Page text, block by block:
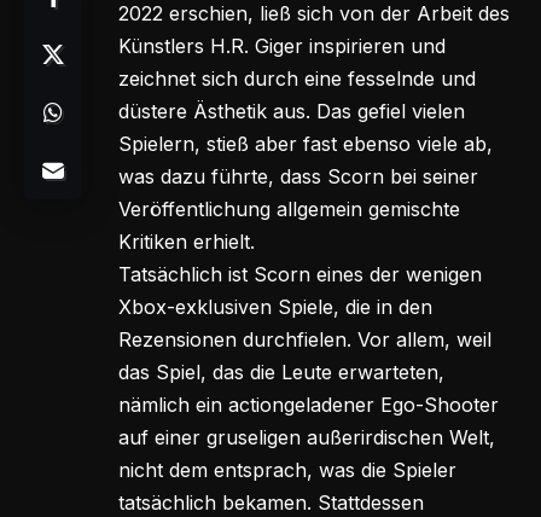
2022 erschien, ließ sich von der Arbeit des
Künstlers H.R. Giger inspirieren und
zeichnet sich durch eine fesselnde und
düstere Ästhetik aus. Das gefiel vielen
Spielern, stieß aber fast ebenso viele ab,
was dazu führte, dass Scorn bei seiner
Veröffentlichung allgemein gemischte
Kritiken erhielt.
Tatsächlich ist Scorn eines der wenigen
Xbox-exklusiven Spiele, die in den
Rezensionen durchfielen. Vor allem, weil
das Spiel, das die Leute erwarteten,
nämlich ein actiongeladener Ego-Shooter
auf einer gruseligen außerirdischen Welt,
nicht dem entsprach, was die Spieler
tatsächlich bekamen. Stattdessen